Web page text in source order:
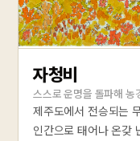
자청비
스스로 운명을 돌파해 농
제주도에서 전승되는
인간으로 태어나 온갖